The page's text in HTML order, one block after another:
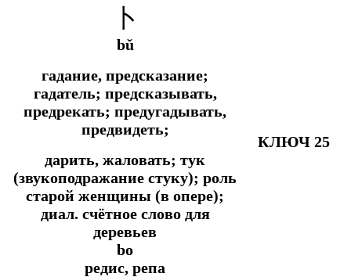
卜
bǔ
гадание, предсказание;
гадатель; предсказывать,
предрекать; предугадывать,
предвидеть;
дарить, жаловать; тук
(звукоподражание стуку); роль
старой женщины (в опере);
диал. счётное слово для
деревьев
bo
редис, репа
КЛЮЧ 25